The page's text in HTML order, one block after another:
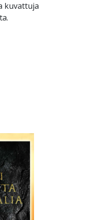
kuvattuja